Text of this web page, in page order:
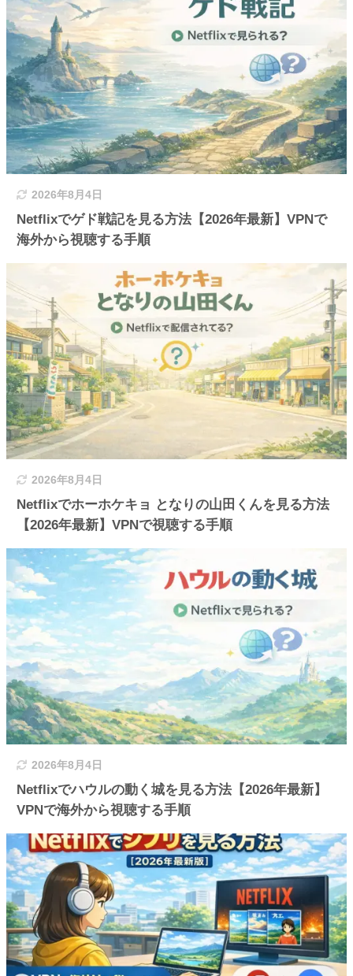
2026年8月4日
Netflixでゲド戦記を見る方法【2026年最新】VPNで
海外から視聴する手順
2026年8月4日
Netflixでホーホケキョ となりの山田くんを見る方法
【2026年最新】VPNで視聴する手順
2026年8月4日
Netflixでハウルの動く城を見る方法【2026年最新】
VPNで海外から視聴する手順